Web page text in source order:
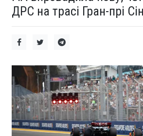
ДРС на трасі Гран-прі